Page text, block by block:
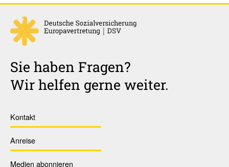
Sie haben Fragen?
Wir helfen gerne weiter.
Kontakt
Anreise
Medien abonnieren